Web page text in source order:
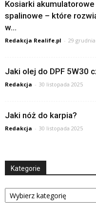
Kosiarki
spalinowe – które
w...
Redakcja Realife.pl - 29 grudnia
Jaki olej do DPF 5W30
Redakcja - 30 listopada 2025
Jaki nóż do karpia?
Redakcja - 30 listopada 2025
Kategorie
Kategorie